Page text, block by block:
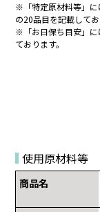
※「特定原材料等」に
の20品目を記載してお
※「お日保ち目安」に
ております。
使用原材料等
商品名